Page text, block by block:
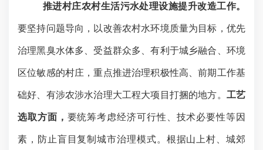
推进村庄农村生活污水处理设施提升改造工作。
要坚持问题导向，以改善农村水环境质量为目标，优先
治理黑臭水体多、受益群众多、有利于城乡融合、环境
区位敏感的村庄，重点推进治理积极性高、前期工作基
础好、有涉农涉水治理大工程大项目打捆的地方。 工艺
选取方面， 要统筹考虑经济可行性、技术必要性等因
素，防止盲目复制城市治理模式。根据山上村、城郊